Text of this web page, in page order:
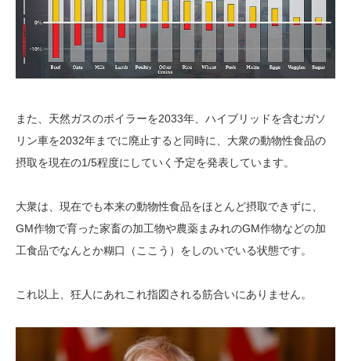
また、天然ガスのボイラーを2033年、ハイブリッドを含むガソ
リン車を2032年までに廃止すると同時に、大衆の動物性食品の
摂取を現在の1/5程度にしていく予定を発表しています。
大衆は、現在でも本来の動物性食品をほとんど摂取できずに、
GM作物で育った家畜の加工物や農薬まみれのGM作物などの加
工食品でなんとか糊口（ここう）をしのいでいる状態です。
これ以上、狂人にあれこれ指図される筋合いにありません。